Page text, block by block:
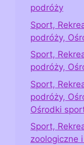
podróży
Sport,
podróży,
Sport,
podróży,
Sport,
podróży,
Ośrodki
Sport,
zoologiczne